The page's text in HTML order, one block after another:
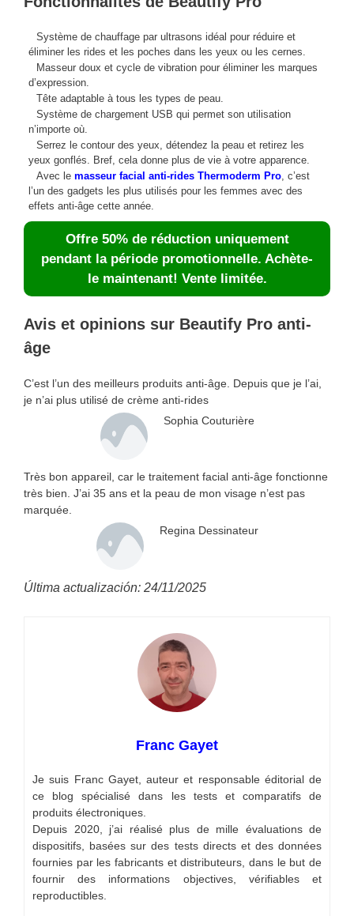
Système de chauffage par ultrasons idéal pour réduire et
éliminer les rides et les poches dans les yeux ou les cernes.
Masseur doux et cycle de vibration pour éliminer les marques
d’expression.
Tête adaptable à tous les types de peau.
Système de chargement USB qui permet son utilisation
n’importe où.
Serrez le contour des yeux, détendez la peau et retirez les
yeux gonflés. Bref, cela donne plus de vie à votre apparence.
Avec le masseur facial anti-rides Thermoderm Pro , c’est
l’un des gadgets les plus utilisés pour les femmes avec des
effets anti-âge cette année.
Offre 50% de réduction uniquement
pendant la période promotionnelle. Achète-
le maintenant! Vente limitée.
Avis et opinions sur Beautify Pro anti-
âge
C’est l’un des meilleurs produits anti-âge. Depuis que je l’ai,
je n’ai plus utilisé de crème anti-rides
Sophia Couturière
Très bon appareil, car le traitement facial anti-âge fonctionne
très bien. J’ai 35 ans et la peau de mon visage n’est pas
marquée.
Regina Dessinateur
Última actualización: 24/11/2025
Franc Gayet
Je suis Franc Gayet, auteur et responsable éditorial de
ce blog spécialisé dans les tests et comparatifs de
produits électroniques.
Depuis 2020, j’ai réalisé plus de mille évaluations de
dispositifs, basées sur des tests directs et des données
fournies par les fabricants et distributeurs, dans le but de
fournir des informations objectives, vérifiables et
reproductibles.